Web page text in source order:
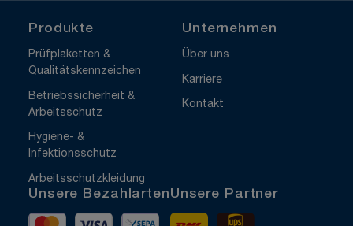
Produkte
Prüfplaketten &
Qualitätskennzeichen
Betriebssicherheit &
Arbeitsschutz
Hygiene- &
Infektionsschutz
Arbeitsschutzkleidung
Unternehmen
Über uns
Karriere
Kontakt
Unsere Bezahlarten
MastercardVisa Vorkasse
Unsere Partner
DHL